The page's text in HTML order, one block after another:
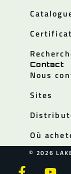
Contact
Nous
Sites
Où
© 2026